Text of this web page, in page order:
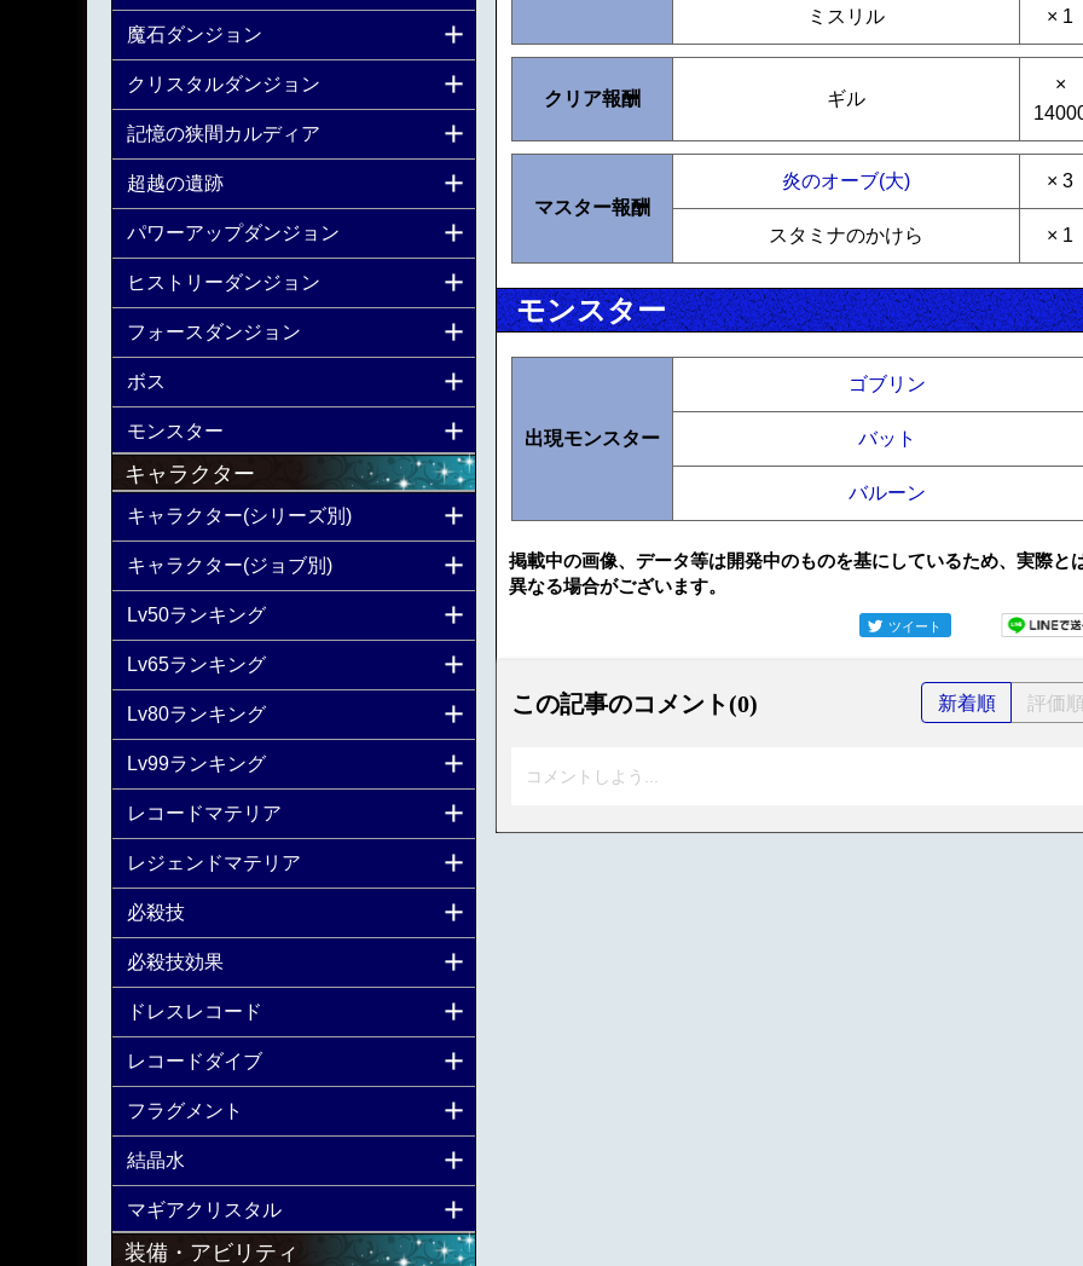
ミスリル × 1
クリア報酬 ギル
×
マスター報酬
炎のオーブ(大) × 3
スタミナのかけら × 1
モンスター
出現モンスター
ゴブリン
バット
バルーン
掲載中の画像、データ等は開発中のものを基にしているため、実際と
異なる場合がございます。
ツイート
この記事のコメント(0) 新着順 評価
コメントしよう...
魔石ダンジョン
クリスタルダンジョン
記憶の狭間カルディア
超越の遺跡
パワーアップダンジョン
ヒストリーダンジョン
フォースダンジョン
ボス
モンスター
キャラクター
キャラクター(シリーズ別)
キャラクター(ジョブ別)
Lv50ランキング
Lv65ランキング
Lv80ランキング
Lv99ランキング
レコードマテリア
レジェンドマテリア
必殺技
必殺技効果
ドレスレコード
レコードダイブ
フラグメント
結晶水
マギアクリスタル
装備・アビリティ